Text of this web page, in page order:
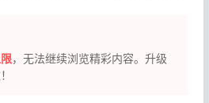
，无法继续浏览精彩内容。升级